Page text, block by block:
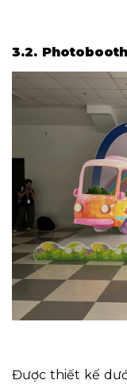
3.2.
Được thiết kế